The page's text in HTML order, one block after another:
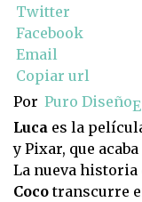
Twitter
Facebook
Email
Copiar url
Por Puro Diseño
Luca es la
y Pixar, que
La nueva historia
Cocotranscurre